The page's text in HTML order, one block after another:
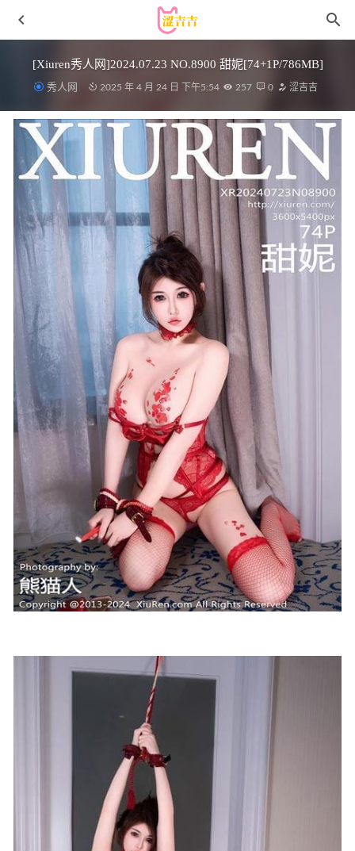
[Xiuren秀人网]2024.07.23 NO.8900 甜妮[74+1P/786MB]
秀人网 2025 年 4 月 24 日 下午5:54 257 0 涩吉吉
是依酱吖 – NO.061 白S人妻[31P4V-197MB]
2022-08-16
豪歌 – 花之欲 [73P-1.12GB] 2023-03-29
[Xiuren秀人网]2025.10.17 NO.10884 甜妮[61P/725.59MB]
2026-05-21
[Xiuren秀人网]2024.03.21 NO.8266 樱桃小犊子
[61+1P/571MB]
2024-10-09
星之迟迟 – No.29 信浓[21P/92MB]
2022-05-06